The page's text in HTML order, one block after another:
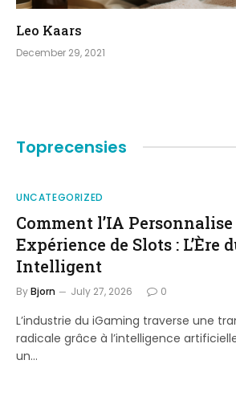
Leo Kaars
December 29, 2021
Toprecensies
UNCATEGORIZED
Comment l’IA
Expérience de Slots : L’Ère
Intelligent
ByBjorn July 27, 2026 0
L’industrie du iGaming traverse une
radicale grâce à l’intelligence
un…